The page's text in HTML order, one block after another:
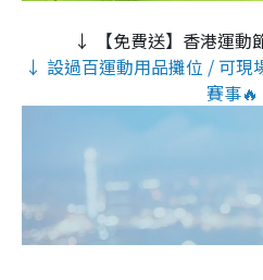
↓ 【免費送】香港運動
↓ 設過百運動用品攤位 / 可現
賽事